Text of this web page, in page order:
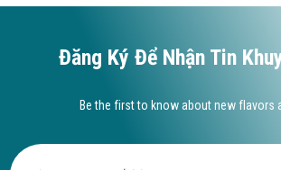
Đăng Ký Để Nhận Tin
Be the first to know about new flavors